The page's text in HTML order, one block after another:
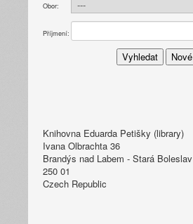
Obor:
Příjmení:
Knihovna Eduarda Petišky (library)
Ivana Olbrachta 36
Brandýs nad Labem - Stará Boleslav
250 01
Czech Republic